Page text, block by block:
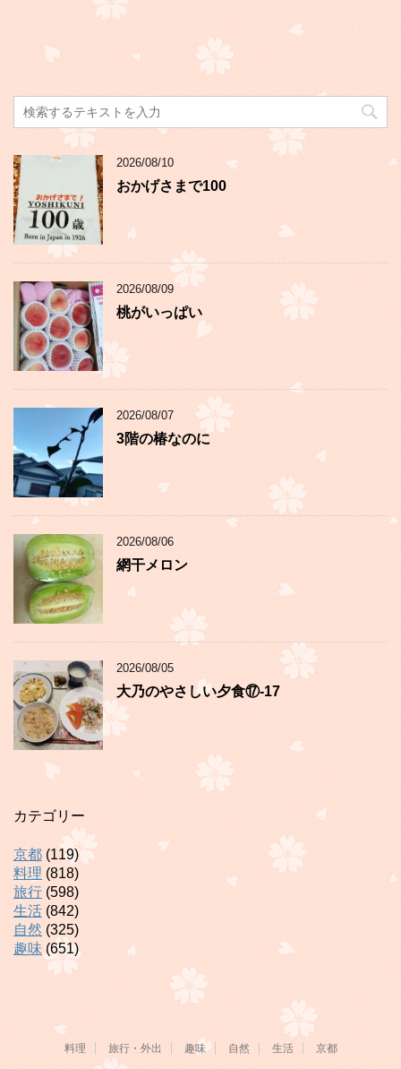
2026/08/10
おかげさまで100
2026/08/09
桃がいっぱい
2026/08/07
3階の椿なのに
2026/08/06
網干メロン
2026/08/05
大乃のやさしい夕食⑰-17
カテゴリー
京都 (119)
料理 (818)
旅行 (598)
生活 (842)
自然 (325)
趣味 (651)
料理 旅行・外出 趣味 自然 生活 京都